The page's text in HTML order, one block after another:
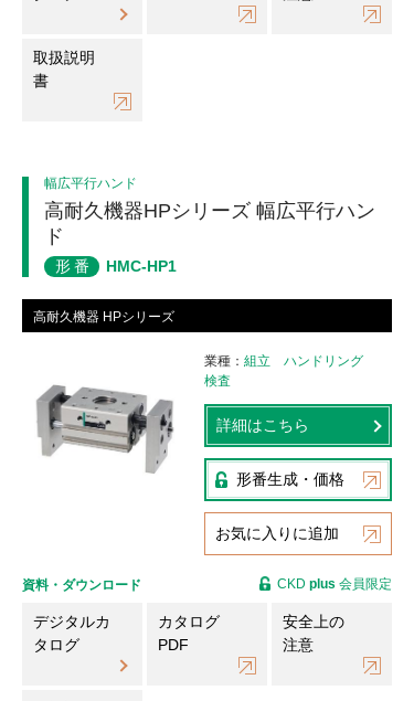
取扱説明
書
幅広平行ハンド
高耐久機器HPシリーズ 幅広平行ハン
ド
形番 HMC-HP1
高耐久機器 HPシリーズ
業種 組立
ハンドリング
検査
詳細はこちら
形番生成・価格
お気に入りに追加
資料・ダウンロード
デジタルカ
タログ
カタログ
PDF
安全上の
注意
CKD plus 会員限定